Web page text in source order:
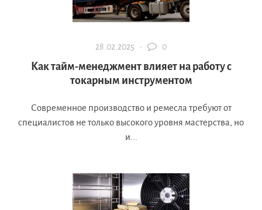
28.02.2025 · 0
Как тайм-менеджмент влияет на работу с
токарным инструментом
Современное производство и ремесла требуют от
специалистов не только высокого уровня мастерства, но
и...